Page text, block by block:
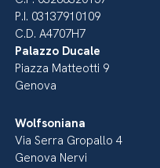
P.I. 03137910109
C.D. A4707H7
Palazzo Ducale
Piazza Matteotti 9
Genova
Wolfsoniana
Via Serra Gropallo 4
Genova Nervi